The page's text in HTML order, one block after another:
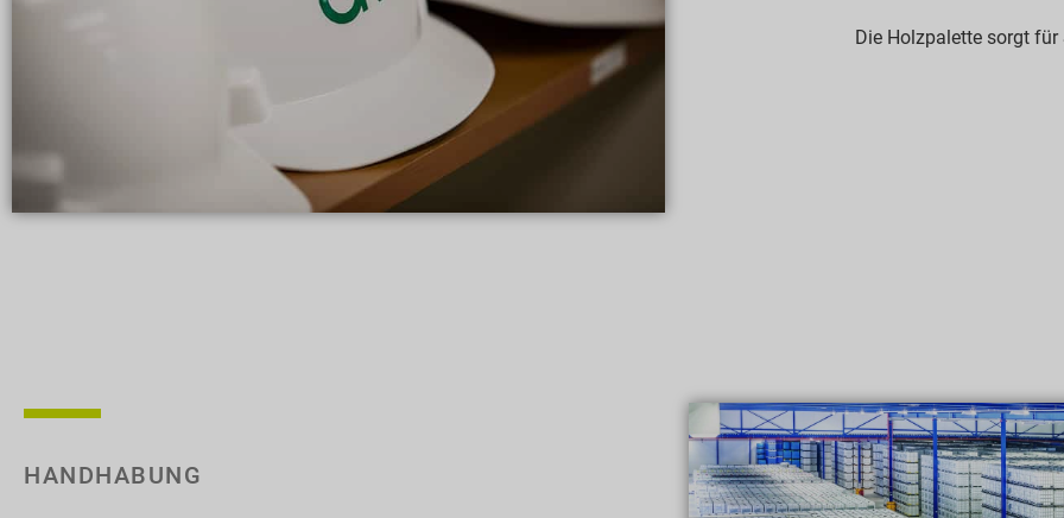
Die Holzpalette sorgt
HANDHABUNG